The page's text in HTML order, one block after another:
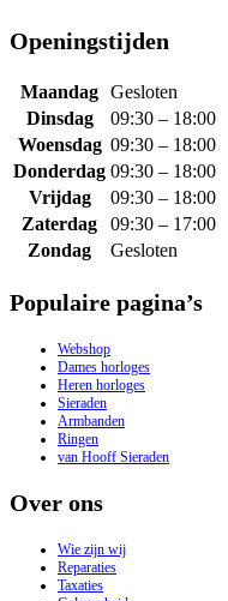
Openingstijden
Maandag Gesloten
Dinsdag
09:30 – 18:00
Woensdag 09:30 – 18:00
Donderdag 09:30 – 18:00
Vrijdag
09:30 – 18:00
Zaterdag
09:30 – 17:00
Zondag
Gesloten
Populaire pagina’s
Webshop
Dames horloges
Heren horloges
Sieraden
Armbanden
Ringen
van Hooff Sieraden
Over ons
Wie zijn wij
Reparaties
Taxaties